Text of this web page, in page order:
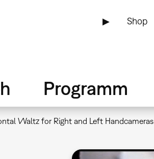
▶ Shop
Programm
Waltz for Right and Left Handcameras